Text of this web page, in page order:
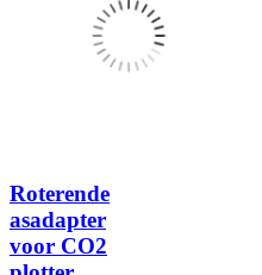
Roterende
asadapter
voor CO2